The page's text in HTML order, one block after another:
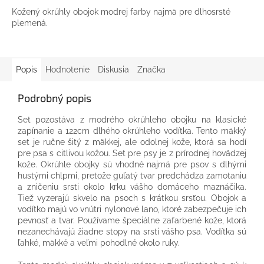
Kožený okrúhly obojok modrej farby najmä pre dlhosrsté
plemená.
Popis Hodnotenie Diskusia Značka
Podrobný popis
Set pozostáva z modrého okrúhleho obojku na klasické
zapínanie a 122cm dlhého okrúhleho vodítka. Tento mäkký
set je ručne šitý z mäkkej, ale odolnej kože, ktorá sa hodí
pre psa s citlivou kožou. Set pre psy je z prírodnej hovädzej
kože. Okrúhle obojky sú vhodné najmä pre psov s dlhými
hustými chlpmi, pretože guľatý tvar predchádza zamotaniu
a zničeniu srsti okolo krku vášho domáceho maznáčika.
Tiež vyzerajú skvelo na psoch s krátkou srsťou. Obojok a
vodítko majú vo vnútri nylonové lano, ktoré zabezpečuje ich
pevnosť a tvar. Používame špeciálne zafarbené kože, ktorá
nezanechávajú žiadne stopy na srsti vášho psa. Vodítka sú
ľahké, mäkké a veľmi pohodlné okolo ruky.